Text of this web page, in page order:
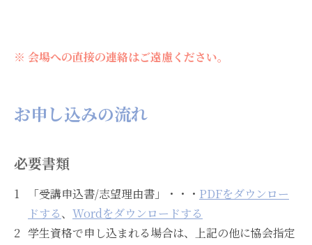
※ 会場への直接の連絡はご遠慮ください。
お申し込みの流れ
必要書類
「受講申込書/志望理由書」・・・ PDFをダウンロー
ドする、 Wordをダウンロードする
学生資格で申し込まれる場合は、上記の他に協会指定